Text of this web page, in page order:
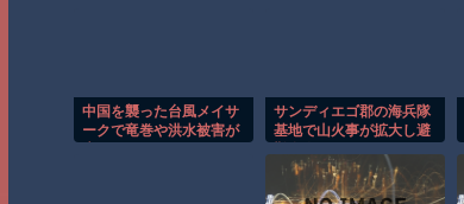
中国を襲った台風メイサ
ークで竜巻や洪水被害が
サンディエゴ郡の海兵隊
基地で山火事が拡大し避